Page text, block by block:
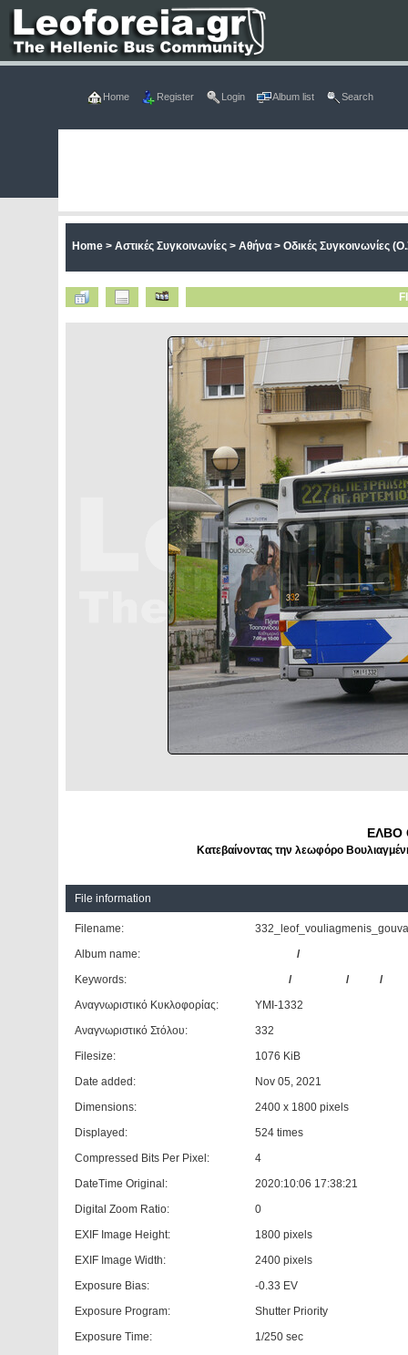
Home Register Login Album list Search
Home> Αστικές Συγκοινωνίες> Αθήνα> Οδικές Συγκοινωνίες
ΕΛΒΟ
Κατεβαίνοντας την λεωφόρο
File information
Filename:
Album name:
/
Keywords:
/ / /
Αναγνωριστικό Κυκλοφορίας:
ΥΜΙ-1332
Αναγνωριστικό Στόλου:
332
Filesize:
1076 KiB
Date added:
Nov 05, 2021
Dimensions:
2400 x 1800 pixels
Displayed:
524 times
Compressed Bits Per Pixel:
4
DateTime Original:
2020:10:06 17:38:21
Digital Zoom Ratio:
0
EXIF Image Height:
1800 pixels
EXIF Image Width:
2400 pixels
Exposure Bias:
-0.33 EV
Exposure Program:
Shutter Priority
Exposure Time:
1/250 sec